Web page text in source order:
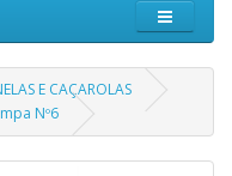
E CAÇAROLAS
Nº6